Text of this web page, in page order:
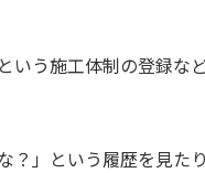
う施工体制の登録な
」という履歴を見